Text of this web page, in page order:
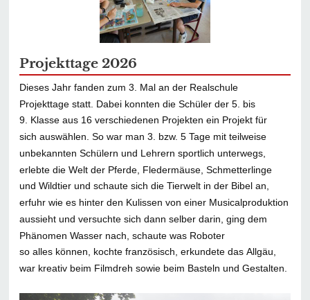
Projekttage 2026
Dieses Jahr fanden zum 3. Mal an der Realschule
Projekttage statt. Dabei konntendie Schüler der 5. bis
9. Klasse aus 16 verschiedenen Projekten ein Projekt für
sichauswählen. So war man 3. bzw. 5 Tage mit teilweise
unbekannten Schülern und Lehrern sportlich unterwegs,
erlebte die Welt der Pferde, Fledermäuse,Schmetterlinge
und Wildtier und schaute sich die Tierwelt in der Bibel an,
erfuhr wiees hinter den Kulissen von einer Musicalproduktion
aussieht und versuchte sich dannselber darin, ging dem
Phänomen Wasser nach, schaute was Roboter
so alles können, kochte französisch, erkundete das Allgäu,
war kreativ beim Filmdreh sowie beim Basteln und Gestalten.